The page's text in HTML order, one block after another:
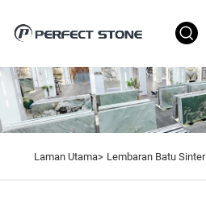
Laman Utama> Lembaran Batu Sinter